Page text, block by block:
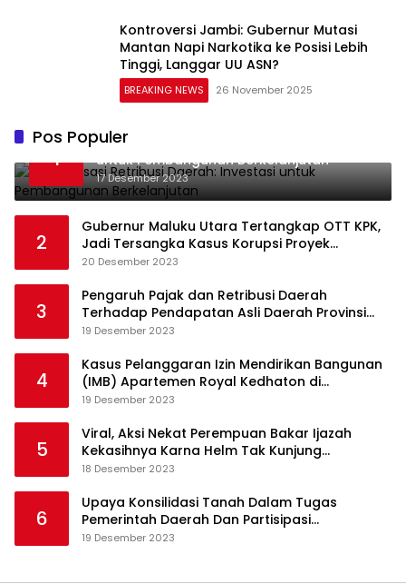
Kontroversi Jambi: Gubernur Mutasi
Mantan Napi Narkotika ke Posisi Lebih
Tinggi, Langgar UU ASN?
BREAKING NEWS 26 November 2025
Pos Populer
1
Optimalisasi Retribusi Daerah: Investasi
untuk Pembangunan Berkelanjutan
17 Desember 2023
2
Gubernur Maluku Utara Tertangkap OTT KPK,
Jadi Tersangka Kasus Korupsi Proyek
Pengadaan Barang dan Jasa
20 Desember 2023
3
Pengaruh Pajak dan Retribusi Daerah
Terhadap Pendapatan Asli Daerah Provinsi
Jambi
19 Desember 2023
4
Kasus Pelanggaran Izin Mendirikan Bangunan
(IMB) Apartemen Royal Kedhaton di
Yogyakarta
19 Desember 2023
5
Viral, Aksi Nekat Perempuan Bakar Ijazah
Kekasihnya Karna Helm Tak Kunjung
Dikembalikan
18 Desember 2023
6
Upaya Konsilidasi Tanah Dalam Tugas
Pemerintah Daerah Dan Partisipasi
Masyarakat
19 Desember 2023